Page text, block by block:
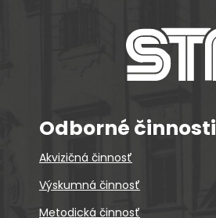
Odborné činnosti
Akvizičná činnosť
Výskumná činnosť
Metodická činnosť